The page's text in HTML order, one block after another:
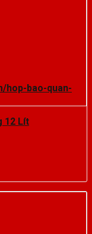
12 Lít